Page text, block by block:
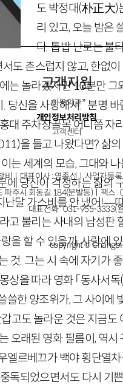
도 박정대(朴正大)
리 있고, 오늘 밤은
다. 톱밥 난로는 불
도 촌스럽지 않고, 한없
는 놀라겠지만10분만 그
당신을 사랑해서.” 분명
대 주차장골목 어디쯤 자
)을 들고 나왔다면? 삶
는 세계의 모습, 그대와
에 당신이 걱정하는 삶의
난달 가스비를 안 냈어!—
고 불리는 사내의 남성판
을 할 수 있을까, 사랑에
것. 그는 시 속에 자기가
상을 따라 영화 「동사서독
쓸한 양조위가, 그 사이에
고도 놀라운 것은 지금도
오래된 영화 필름이, 역
우엘르베끄가 백야 횡단열
독되었으면서도 다시 기
고객지원
이용약관
개인정보처리방침
고객센터
비ㅣ대표이사 : 염종선ㅣ사업자
파주시 회동길 184(문발동)ㅣ팩스
대표전화 : 031-955-3333(
copyright © Changbi